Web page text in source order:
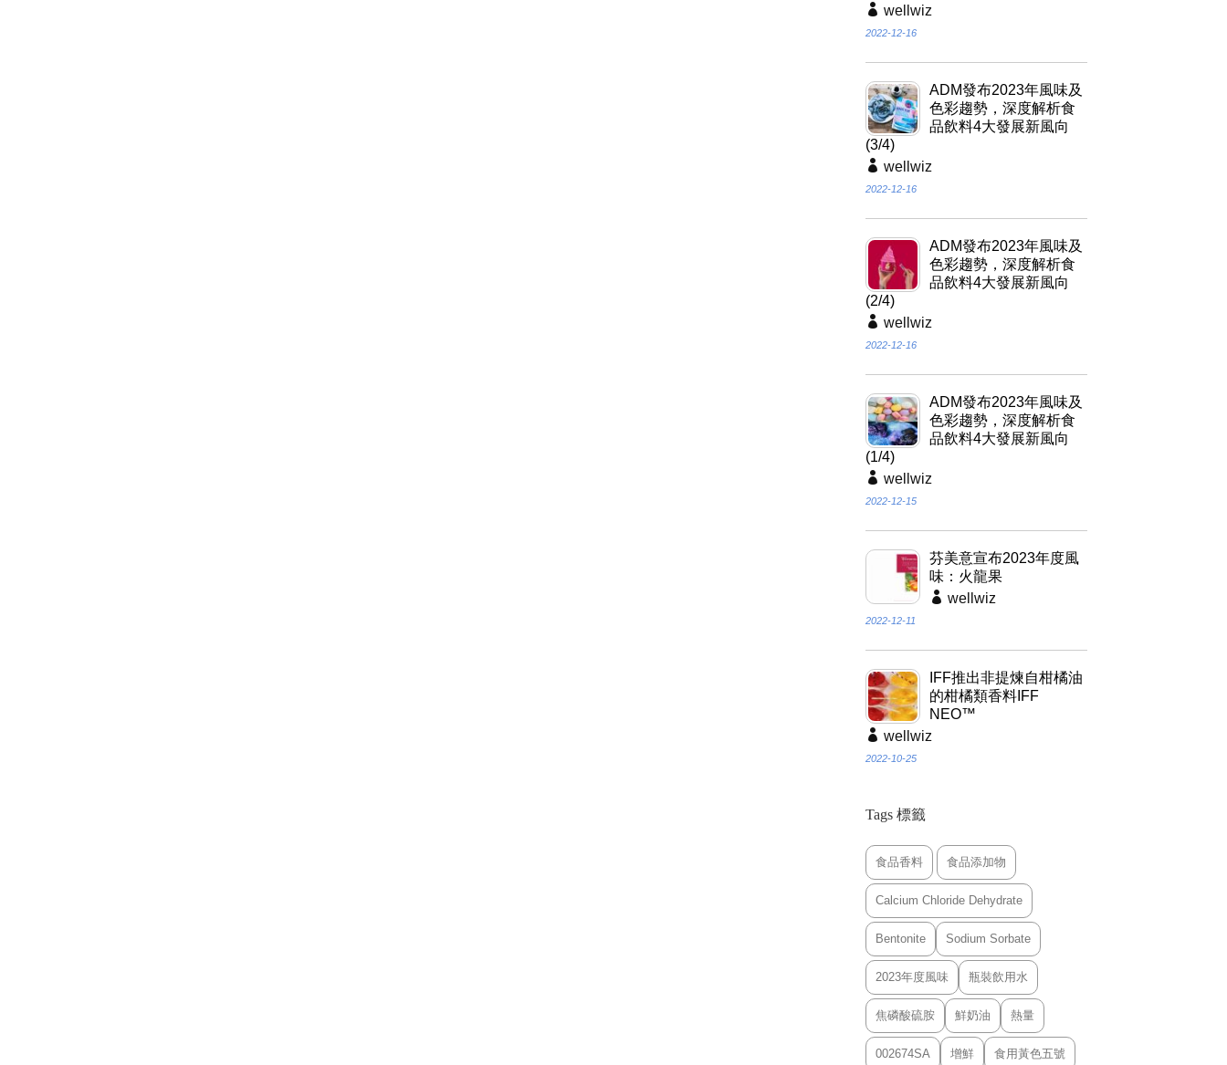
wellwiz
2022-12-16
ADM發布2023年風味及
色彩趨勢，深度解析食
品飲料4大發展新風向
(3/4)
wellwiz
2022-12-16
ADM發布2023年風味及
色彩趨勢，深度解析食
品飲料4大發展新風向
(2/4)
wellwiz
2022-12-16
ADM發布2023年風味及
色彩趨勢，深度解析食
品飲料4大發展新風向
(1/4)
wellwiz
2022-12-15
芬美意宣布2023年度風
味：火龍果
wellwiz
2022-12-11
IFF推出非提煉自柑橘油
的柑橘類香料IFF
NEO™
wellwiz
2022-10-25
Tags 標籤
食品香料 食品添加物
Calcium Chloride Dehydrate
Bentonite Sodium Sorbate
2023年度風味 瓶裝飲用水
焦磷酸硫胺 鮮奶油 熱量
002674SA 增鮮 食用黃色五號